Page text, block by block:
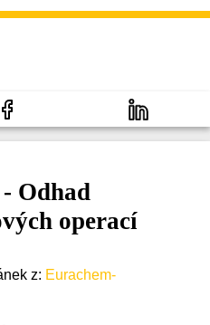
Odhad
operací
z: Eurachem-